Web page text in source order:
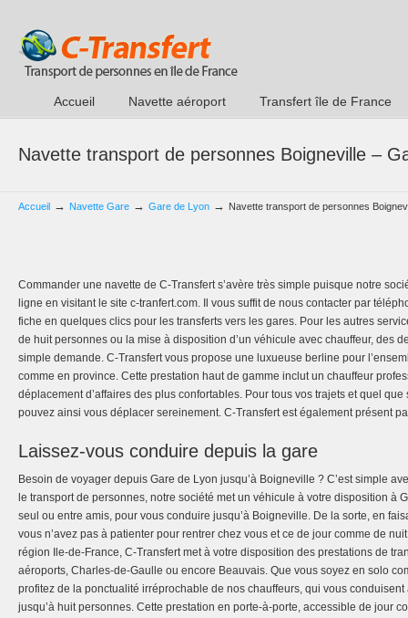
Accueil Navette aéroport Transfert île de France
Navette transport de personnes Boigneville –
Accueil → Navette Gare → Gare de Lyon → Navette transport de personnes
Commander une navette de C-Transfert s’avère très simple puisque notre
ligne en visitant le site c-tranfert.com. Il vous suffit de nous contacter par
fiche en quelques clics pour les transferts vers les gares. Pour les autres
de huit personnes ou la mise à disposition d’un véhicule avec chauffeur, des
simple demande. C-Transfert vous propose une luxueuse berline pour
comme en province. Cette prestation haut de gamme inclut un chauffeur
déplacement d’affaires des plus confortables. Pour tous vos trajets et quel
pouvez ainsi vous déplacer sereinement. C-Transfert est également présent
Laissez-vous conduire depuis la gare
Besoin de voyager depuis Gare de Lyon jusqu’à Boigneville ? C’est simple
le transport de personnes, notre société met un véhicule à votre disposition à
seul ou entre amis, pour vous conduire jusqu’à Boigneville. De la sorte, en
vous n’avez pas à patienter pour rentrer chez vous et ce de jour comme de
région Ile-de-France, C-Transfert met à votre disposition des prestations de
aéroports, Charles-de-Gaulle ou encore Beauvais. Que vous soyez en solo
profitez de la ponctualité irréprochable de nos chauffeurs, qui vous
jusqu’à huit personnes. Cette prestation en porte-à-porte, accessible de jour